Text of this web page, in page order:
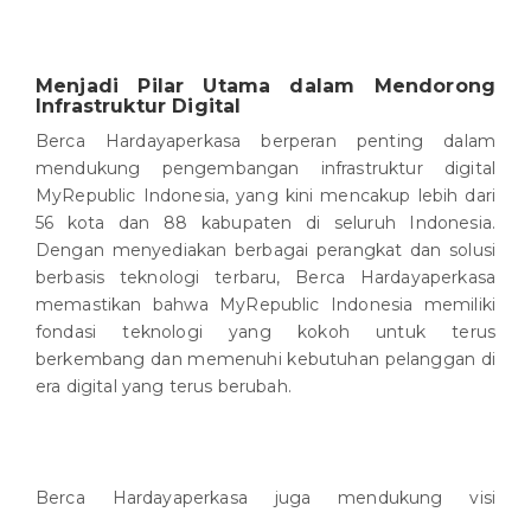
Menjadi Pilar Utama dalam Mendorong
Infrastruktur Digital
Berca Hardayaperkasa berperan penting dalam
mendukung pengembangan infrastruktur digital
MyRepublic Indonesia, yang kini mencakup lebih dari
56 kota dan 88 kabupaten di seluruh Indonesia.
Dengan menyediakan berbagai perangkat dan solusi
berbasis teknologi terbaru, Berca Hardayaperkasa
memastikan bahwa MyRepublic Indonesia memiliki
fondasi teknologi yang kokoh untuk terus
berkembang dan memenuhi kebutuhan pelanggan di
era digital yang terus berubah.
Berca Hardayaperkasa juga mendukung visi